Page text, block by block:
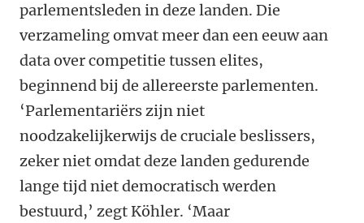
parlementsleden in deze landen. Die
verzameling omvat meer dan een eeuw aan
data over competitie tussen elites,
beginnend bij de allereerste parlementen.
‘Parlementariërs zijn niet
noodzakelijkerwijs de cruciale beslissers,
zeker niet omdat deze landen gedurende
lange tijd niet democratisch werden
bestuurd,’ zegt Köhler. ‘Maar